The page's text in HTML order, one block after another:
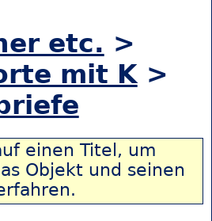
etc. >
mit K>
einen Titel, um
Objekt und seinen